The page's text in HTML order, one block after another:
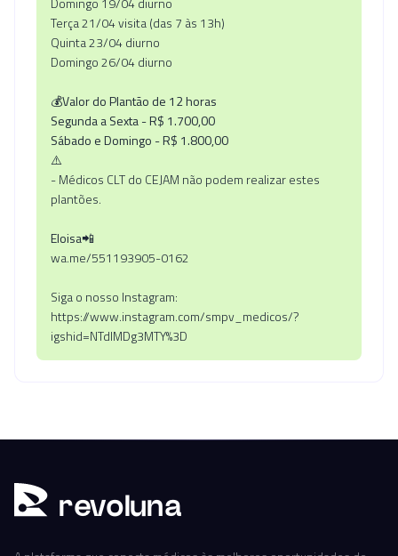
Terça 21/04 visita (das 7 às 13h)
Quinta 23/04 diurno
Domingo 26/04 diurno
💰Valor do Plantão de 12 horas
Segunda a Sexta - R$ 1.700,00
Sábado e Domingo - R$ 1.800,00
⚠️
- Médicos CLT do CEJAM não podem realizar estes
plantões.
Eloisa📲
wa.me/551193905-0162
Siga o nosso Instagram:
https://www.instagram.com/smpv_medicos/?
igshid=NTdIMDg3MTY%3D
revoluna